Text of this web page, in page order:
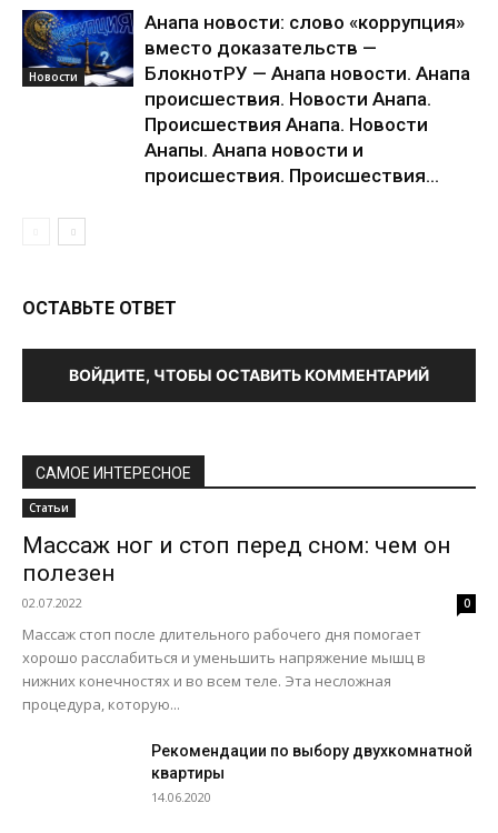
Новости
Анапа новости: слово «коррупция»
вместо доказательств —
БлокнотРУ — Анапа новости. Анапа
происшествия. Новости Анапа.
Происшествия Анапа. Новости
Анапы. Анапа новости и
происшествия. Происшествия...
ОСТАВЬТЕ ОТВЕТ
ВОЙДИТЕ, ЧТОБЫ ОСТАВИТЬ КОММЕНТАРИЙ
САМОЕ ИНТЕРЕСНОЕ
Статьи
Массаж ног и стоп перед сном: чем он
полезен
02.07.2022 0
Массаж стоп после длительного рабочего дня помогает
хорошо расслабиться и уменьшить напряжение мышц в
нижних конечностях и во всем теле. Эта несложная
процедура, которую...
Рекомендации по выбору двухкомнатной
квартиры
14.06.2020